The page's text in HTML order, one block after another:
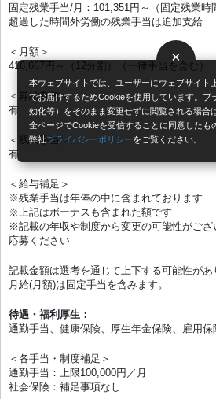
×
本ウェブサイトでは、ユーザーにウェブサイト
でお届けするためCookieを使用しています。ブ
効化等）をそのまま変更せずに閲覧される場合
全ページでCookieを受信することに同意したも
弊社プライバシーポリシーをご覧ください。
固定残業手当/月：101,351円～（固定残業時
超過した時間外労働の残業手当は追加支給
＜月額＞
416,667円～（12分割）（一律手当を含む）
＜昇給有無＞
有
＜残業手当＞
有
＜給与補足＞
※残業手当は年俸の中に含まれております
※上記はボーナスも含まれた額です
※記載の年収や制度から変更の可能性がご
応募ください
記載金額は選考を通じて上下する可能性があ
月給(月額)は固定手当を含みます。
待遇・福利厚生：
通勤手当、健康保険、厚生年金保険、雇用保
＜各手当・制度補足＞
通勤手当：上限100,000円／月
社会保険：補足事項なし